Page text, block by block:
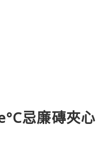
忌廉磚夾心